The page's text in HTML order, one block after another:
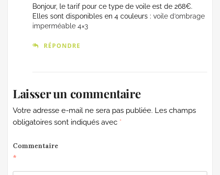
Bonjour, le tarif pour ce type de voile est de 268€.
Elles sont disponibles en 4 couleurs : voile d’ombrage
imperméable 4×3
RÉPONDRE
Laisser un commentaire
Votre adresse e-mail ne sera pas publiée. Les champs
obligatoires sont indiqués avec *
Commentaire
*